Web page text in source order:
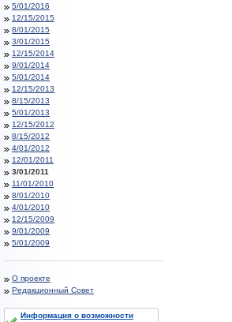
5/01/2016
12/15/2015
8/01/2015
3/01/2015
12/15/2014
9/01/2014
5/01/2014
12/15/2013
8/15/2013
5/01/2013
12/15/2012
8/15/2012
4/01/2012
12/01/2011
3/01/2011
11/01/2010
8/01/2010
4/01/2010
12/15/2009
9/01/2009
5/01/2009
О проекте
Редакционный Совет
Информация о возможности